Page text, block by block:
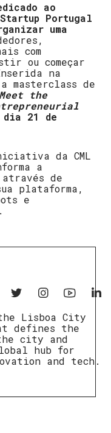
ao
Portugal
uma
com
ou começar
na
masterclass de
the
dia 21 de
da CML
a
através de
plataforma,
e
Lisboa City
defines the
city and
hub for
and tech.